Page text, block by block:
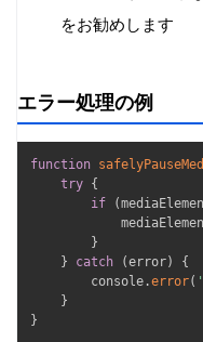
をお勧めします
エラー処理の例
function
try {
if
(
}
}
catch (error)
{
        console
.error(
}
}